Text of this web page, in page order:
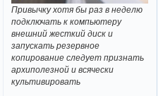
Привычку хотя бы раз в неделю
подключать к компьютеру
внешний жесткий диск и
запускать резервное
копирование следует признать
архиполезной и всячески
культивировать